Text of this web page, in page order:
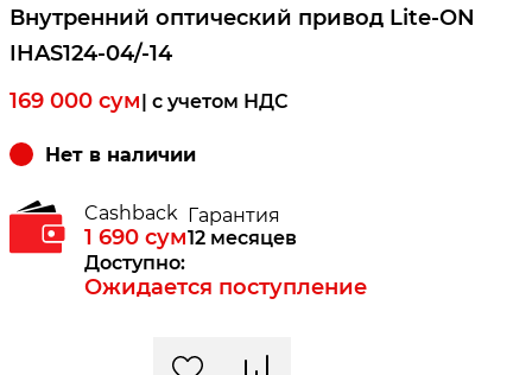
Внутренний оптический привод Lite-ON
IHAS124-04/-14
169 000 сум| c учетом НДС
Нет в наличии
Cashback
1 690 сум
Гарантия
12 месяцев
Доступно:
Ожидается поступление